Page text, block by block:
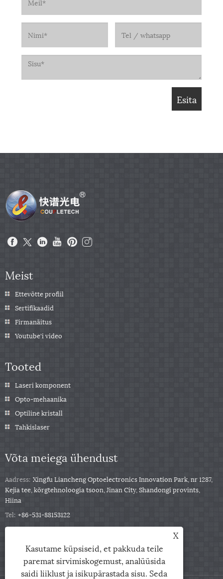
Meist
Ettevõtte profiil
Sertifikaadid
Firmanäitus
Youtube'i video
Tooted
Laseri komponent
Opto-mehaanika
Optiline kristall
Tahkislaser
Võta meiega ühendust
Aadress: Xingfu Liancheng Optoelectronics Innovation Park, nr 1287,
Kejia tee, kõrgtehnoloogia tsoon, Jinan City, Shandongi provints,
Hiina
Tel: +86-531-88153122
Telefon: +86-13791139332
jingxu@coupletech.com
X
Kasutame küpsiseid, et pakkuda teile
paremat sirvimiskogemust, analüüsida
saidi liiklust ja isikupärastada sisu. Seda